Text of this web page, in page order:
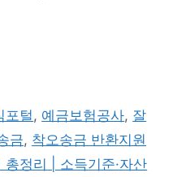
포털 , 예금보험공사, 잘
금, 착오송금 반환지원
정리 | 소득기준·자산